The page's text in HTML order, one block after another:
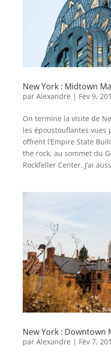
New York : Midtown
par Alexandre | Fév 9,
On termine la visite de
les époustouflantes vues
offrent l’Empire State
the rock, au sommet du
Rockfeller Center. J’ai
New York : Downtown
par Alexandre | Fév 7,